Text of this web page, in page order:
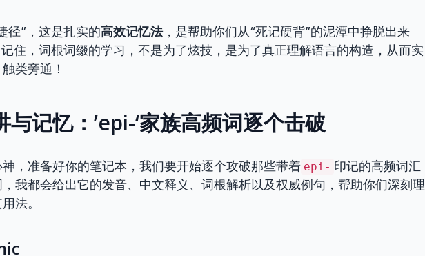
径”，这是扎实的高效记忆法，是帮助你们从“死记硬背”的泥潭中挣脱出来
记住，词根词缀的学习，不是为了炫技，是为了真正理解语言的构造，从而实
类旁通！
与记忆：’epi-‘家族高频词逐个击破
，准备好你的笔记本，我们要开始逐个攻破那些带着 epi- 印记的高频词汇
我都会给出它的发音、中文释义、词根解析以及权威例句，帮助你们深刻理
法。